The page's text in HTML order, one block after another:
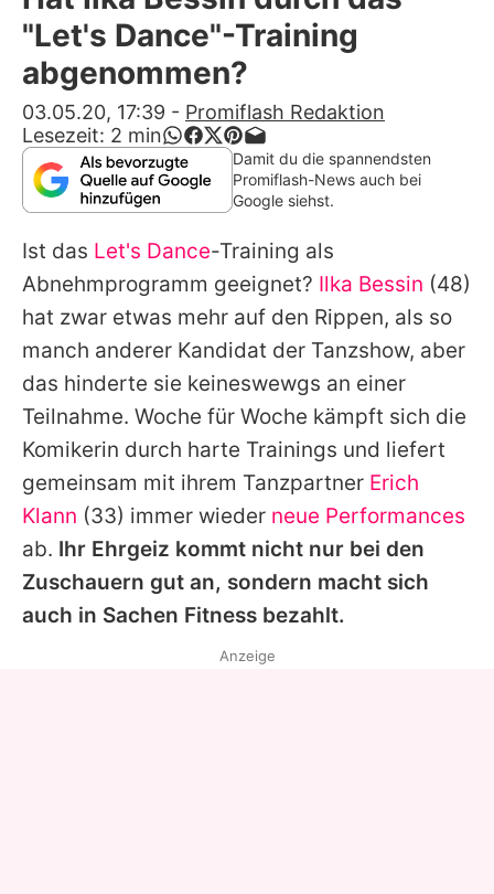
Alle Themen auf Promiflash
Jobs
App runterladen
Team
Redaktionelle Richtlinien
Impressum
Datenschutzerklärung
Nutzungsbedingungen
Utiq verwalten
"Let's Dance"-Training
abgenommen?
03.05.20, 17:39 - Promiflash Redaktion
Lesezeit: 2 min
Damit du die spannendsten
Promiflash-News auch bei
Google siehst.
Ist das Let's Dance-Training als
Abnehmprogramm geeignet? Ilka Bessin (48)
hat zwar etwas mehr auf den Rippen, als so
manch anderer Kandidat der Tanzshow, aber
das hinderte sie keineswewgs an einer
Teilnahme. Woche für Woche kämpft sich die
Komikerin durch harte Trainings und liefert
gemeinsam mit ihrem Tanzpartner Erich
Klann (33) immer wieder neue Performances
ab. Ihr Ehrgeiz kommt nicht nur bei den
Zuschauern gut an, sondern macht sich
auch in Sachen Fitness bezahlt.
Anzeige